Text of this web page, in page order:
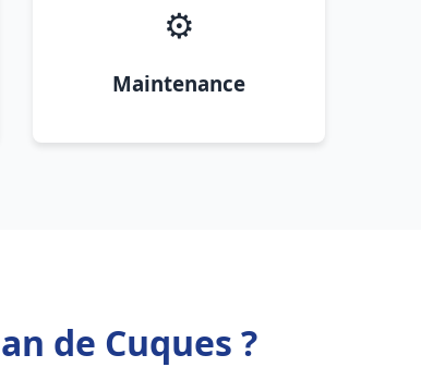
⚙️
Maintenance
de Cuques ?